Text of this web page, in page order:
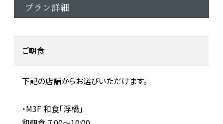
プラン詳細
ご朝食
下記の店舗からお選びいただけます。
・M3F 和食「浮橋」